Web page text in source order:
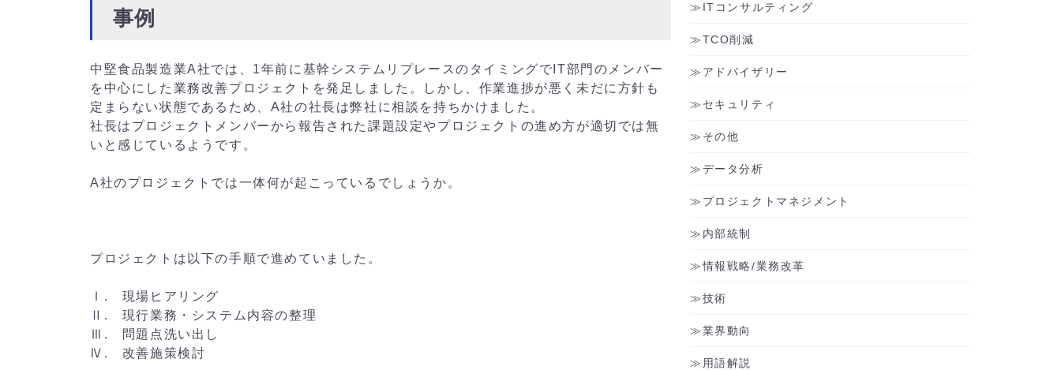
事例
中堅食品製造業A社では、1年前に基幹システムリプレースのタイミングでIT部門のメンバー
を中心にした業務改善プロジェクトを発足しました。しかし、作業進捗が悪く未だに方針も
定まらない状態であるため、A社の社長は弊社に相談を持ちかけました。
社長はプロジェクトメンバーから報告された課題設定やプロジェクトの進め方が適切では無
いと感じているようです。
A社のプロジェクトでは一体何が起こっているでしょうか。
プロジェクトは以下の手順で進めていました。
Ⅰ. 現場ヒアリング
Ⅱ. 現行業務・システム内容の整理
Ⅲ. 問題点洗い出し
Ⅳ. 改善施策検討
ITコンサルティング
TCO削減
アドバイザリー
セキュリティ
その他
データ分析
プロジェクトマネジメント
内部統制
情報戦略/業務改革
技術
業界動向
用語解説